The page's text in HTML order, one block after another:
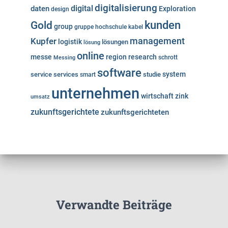
daten design digital digitalisierung Exploration
Gold group gruppe hochschule kabel kunden
Kupfer logistik lösung lösungen management
messe Messing online region research schrott
service services smart software studie system
umsatz unternehmen wirtschaftzink
zukunftsgerichtete zukunftsgerichteten
Verwandte Beiträge